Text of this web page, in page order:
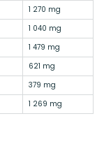
1 270 mg
1 040 mg
1 479 mg
621 mg
379 mg
1 269 mg